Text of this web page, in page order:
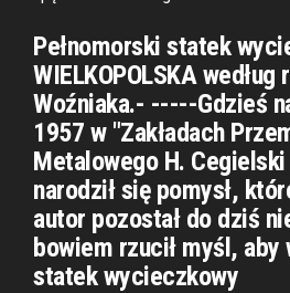
Pełnomorski statek
WIELKOPOLSKA
Woźniaka.- -----Gdzieś
1957 w "Zakładach
Metalowego H.
narodził się pomysł,
autor pozostał do dziś
bowiem rzucił myśl, aby
statek wycieczkowy